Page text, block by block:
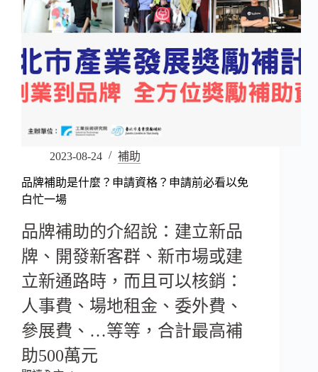
2023-08-24 補助
品牌補助是什麼？申請資格？申請前必看以免
白忙一場
品牌補助的介紹說：建立新品
牌、開發新客群、新市場或建
立新通路時，而且可以核銷：
人事費、場地租金、委外費、
參展費、…等等，合計最高補
助500萬元